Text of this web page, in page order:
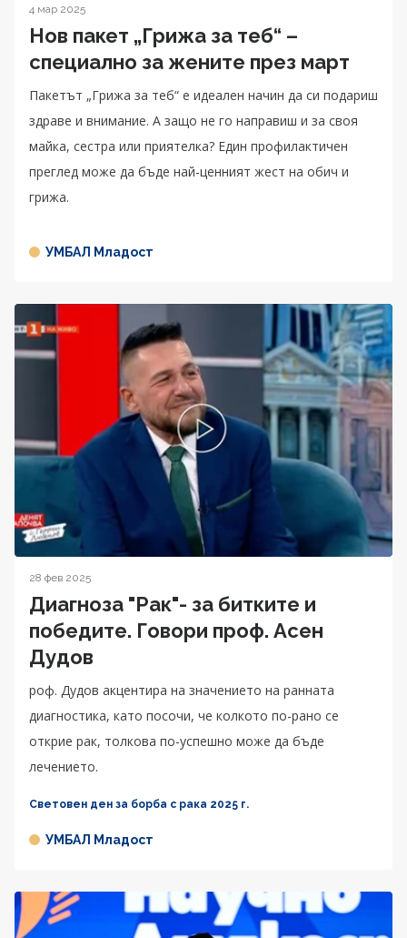
4 мар 2025
Нов пакет „Грижа за теб“ –
специално за жените през март
Пакетът „Грижа за теб“ е идеален начин да си подариш
здраве и внимание. А защо не го направиш и за своя
майка, сестра или приятелка? Един профилактичен
преглед може да бъде най-ценният жест на обич и
грижа.
УМБАЛ Младост
28 фев 2025
Диагноза "Рак"- за битките и
победите. Говори проф. Асен
Дудов
роф. Дудов акцентира на значението на ранната
диагностика, като посочи, че колкото по-рано се
открие рак, толкова по-успешно може да бъде
лечението.
Световен ден за борба с рака 2025 г.
УМБАЛ Младост